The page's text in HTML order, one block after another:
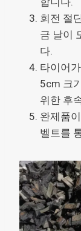
회전 절
금 날이
다.
타이어
5cm 크
위한 후
완제품
벨트를